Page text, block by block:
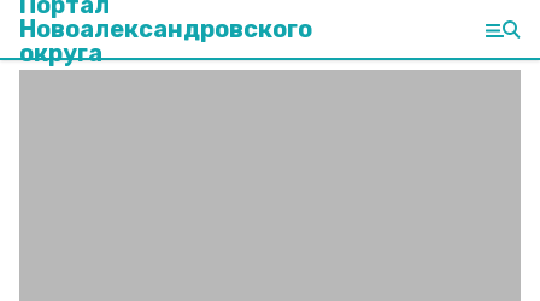
Новоалександровского
округа